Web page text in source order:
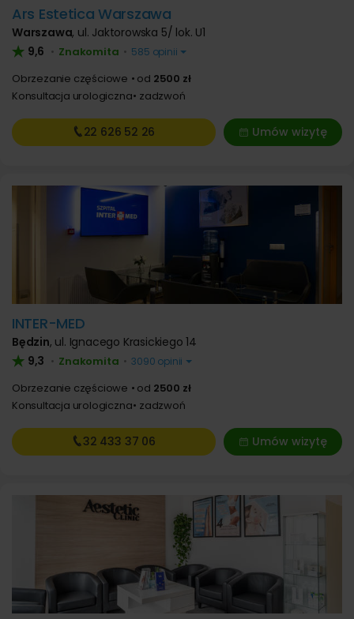
Ars Estetica Warszawa
Warszawa, ul. Jaktorowska 5/ lok. U1
9,6 • Znakomita • 585 opinii
Obrzezanie częściowe od 2500 zł
Konsultacja urologiczna zadzwoń
Umów wizytę
22 626 52 26
INTER-MED
Będzin, ul. Ignacego Krasickiego 14
9,3 • Znakomita • 3090 opinii
Obrzezanie częściowe od 2500 zł
Konsultacja urologiczna zadzwoń
Umów wizytę
32 433 37 06